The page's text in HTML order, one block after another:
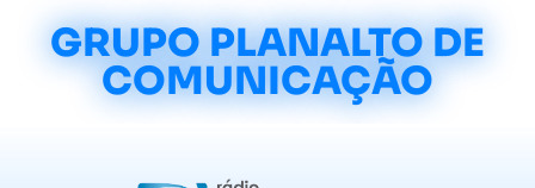
GRUPO PLANALTO DE
COMUNICAÇÃO